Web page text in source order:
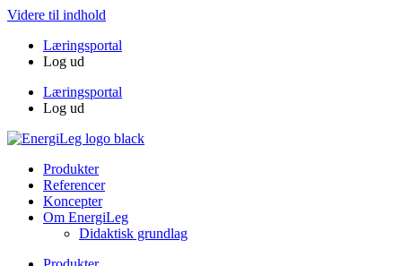
Videre til indhold
Læringsportal
Log ud
Læringsportal
Log ud
Produkter
Referencer
Koncepter
Om EnergiLeg
Didaktisk grundlag